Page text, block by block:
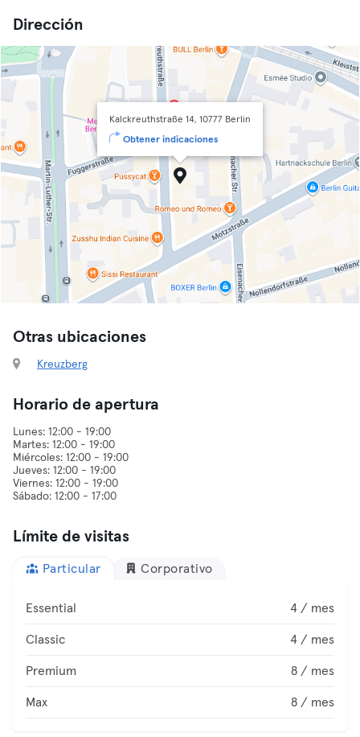
Dirección
Kalckreuthstraße 14, 10777 Berlin
Obtener indicaciones
Otras ubicaciones
Kreuzberg
Horario de apertura
Lunes: 12:00 - 19:00
Martes: 12:00 - 19:00
Miércoles: 12:00 - 19:00
Jueves: 12:00 - 19:00
Viernes: 12:00 - 19:00
Límite de visitas
Particular Corporativo
Essential 4 / mes
Classic 4 / mes
Premium 8 / mes
Max 8 / mes